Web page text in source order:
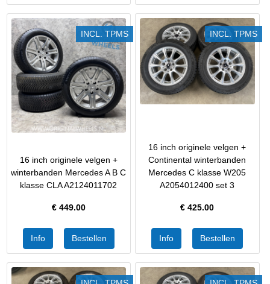
INCL. TPMS
16 inch originele velgen +
winterbanden Mercedes A B C
klasse CLA A2124011702
€ 449.00
INCL. TPMS
16 inch originele velgen +
Continental winterbanden
Mercedes C klasse W205
A2054012400 set 3
€425.00